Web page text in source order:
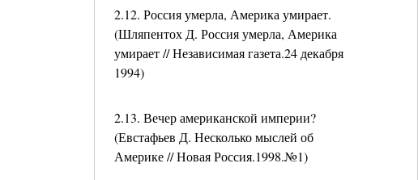
2.12. Россия умерла, Америка умирает.
(Шляпентох Д. Россия умерла, Америка
умирает // Независимая газета.24 декабря
1994)
2.13. Вечер американской империи?
(Евстафьев Д. Несколько мыслей об
Америке // Новая Россия.1998.№1)